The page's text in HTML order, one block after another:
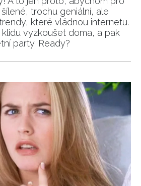
trochu geniální, ale
které vládnou internetu.
vyzkoušet doma, a pak
party. Ready?